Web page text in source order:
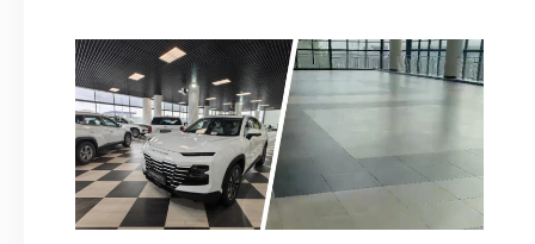
Отчеты
Предложить публикацию
Справочник
API
О проекте